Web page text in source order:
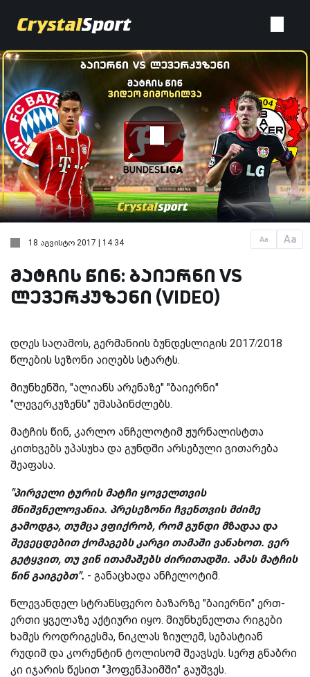
Aa Aa
18 აგვისტო 2017 | 14:34
მატჩის წინ: ბაიერნი VS
ლევერკუზენი (VIDEO)
დღეს საღამოს, გერმანიის ბუნდესლიგის 2017/2018
წლების სეზონი აიღებს სტარტს.
მიუნხენში, "ალიანს არენაზე" "ბაიერნი"
"ლევერკუზენს" უმასპინძლებს.
მატჩის წინ, კარლო ანჩელოტიმ ჟურნალისტთა
კითხვებს უპასუხა და გუნდში არსებული ვითარება
შეაფასა.
"პირველი ტურის მატჩი ყოველთვის
მნიშვნელოვანია. პრესეზონი ჩვენთვის მძიმე
გამოდგა, თუმცა ვფიქრობ, რომ გუნდი მზადაა და
შევეცდებით ქომაგებს კარგი თამაში ვანახოთ. ვერ
გეტყვით, თუ ვინ ითამაშებს ძირითადში. ამას მატჩის
წინ გაიგებთ". - განაცხადა ანჩელოტიმ.
წლევანდელ სტრანსფერო ბაზარზე "ბაიერნი" ერთ-
ერთი ყველაზე აქტიური იყო. მიუნხენელთა რიგები
ხამეს როდრიგესმა, ნიკლას ზიულემ, სებასტიან
რუდიმ და კორენტინ ტოლისომ შეავსეს. სერჟ გნაბრი
კი იჯარის წესით "ჰოფენჰაიმში" გაუშვეს.